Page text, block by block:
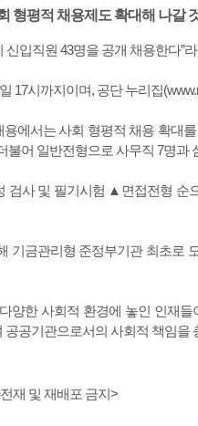
형평적 채용제도 확대해 나갈
신입직원 43명을 공개 채용한다”
17시까지이며, 공단 누리집
에서는 사회 형평적 채용 확대
불어 일반전형으로 사무직 7명과
사 및 필기시험 ▲면접전형 순
기금관리형 준정부기관 최초
양한 사회적 환경에 놓인 인재
공기관으로서의 사회적 책임을
재 및 재배포 금지>